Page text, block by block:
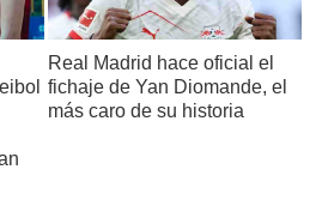
Real Madrid hace oficial el
fichaje de Yan Diomande, el
más caro de su historia